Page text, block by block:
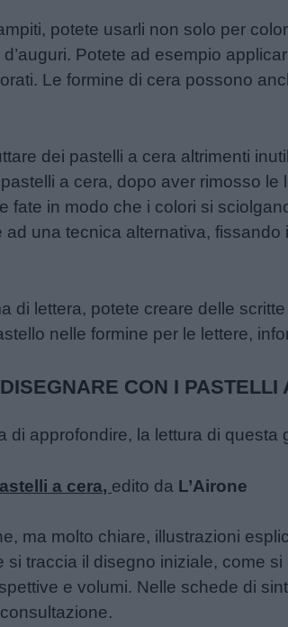
potete usarli non solo per
Potete ad esempio
Le formine di cera possono
dei pastelli a cera altrimenti
a cera, dopo aver rimosso
fate in modo che i colori si
una tecnica alternativa,
di lettera, potete creare delle
nelle formine per le lettere,
CON I PASTELLI
di approfondire, la lettura di questa
a cera, edito da L’Airone
ma molto chiare, illustrazioni
traccia il disegno iniziale, come
e volumi. Nelle schede di